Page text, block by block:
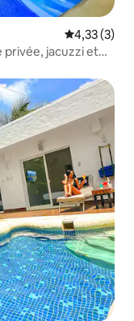
Évaluation
4,33 (3)
privée, jacuzzi et